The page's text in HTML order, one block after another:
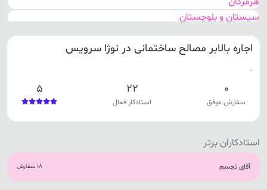
سیستان و بلوچستان
اصفهان
مرکزی
اجاره بالابر مصالح ساختمانی در نوژا سرویس
.
0
سفارش موفق
22
استادکار فعال
5
استادکاران برتر
آقای تجسم 18 سفارش